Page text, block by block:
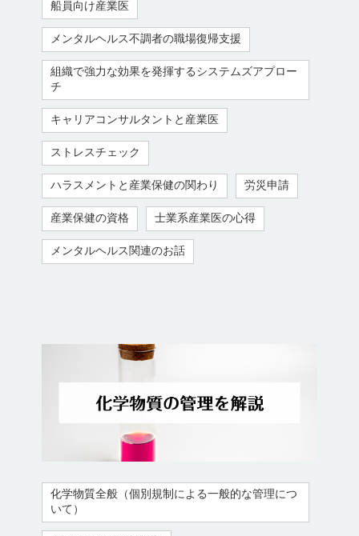
船員向け産業医
メンタルヘルス不調者の職場復帰支援
組織で強力な効果を発揮するシステムズアプロー
チ
キャリアコンサルタントと産業医
ストレスチェック
ハラスメントと産業保健の関わり 労災申請
産業保健の資格 士業系産業医の心得
メンタルヘルス関連のお話
化学物質全般（個別規制による一般的な管理につ
いて）